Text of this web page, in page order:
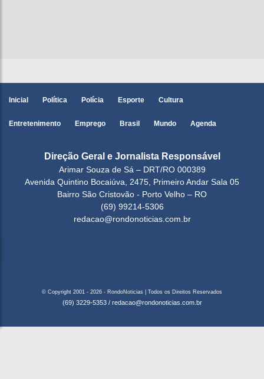
Inicial Política Polícia Esporte Cultura
Entretenimento Emprego Brasil Mundo Agenda
Direção Geral e Jornalista Responsável
Arimar Souza de Sá – DRT/RO 000389
Avenida Quintino Bocaiúva, 2475, Primeiro Andar Sala 05
Bairro São Cristovão - Porto Velho – RO
(69) 99214-5306
redacao@rondonoticias.com.br
© Copyright 2001 - 2026 - RondoNoticias | Todos os Direitos Reservados
(69) 3229-5353 / redacao@rondonoticias.com.br